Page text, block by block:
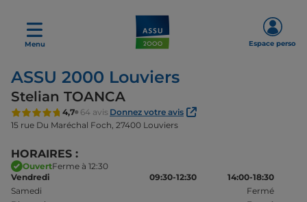
Menu Espace perso
ASSU 2000 Louviers
Stelian TOANCA
4,7 64 avis Donnez votre avis
15 rue Du Maréchal Foch, 27400 Louviers
HORAIRES :
OuvertFerme à 12:30
Vendredi
09:30-12:30
14:00-18:30
Samedi
Fermé